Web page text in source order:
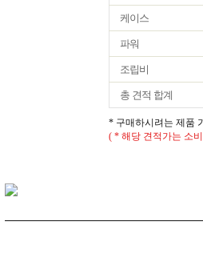
케이스
파워
조립비
총 견적 합계
* 구매하시려는 제품
( * 해당 견적가는 소